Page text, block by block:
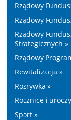
Rządowy
Rządowy
Rządowy
Strategicznych »
Rządowy
Rewitalizacja »
Rozrywka »
Rocznice i
Sport »